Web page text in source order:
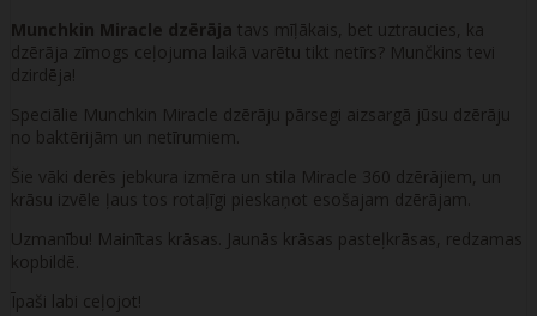
Munchkin Miracle dzērāja tavs mīļākais, bet uztraucies, ka
dzērāja zīmogs ceļojuma laikā varētu tikt netīrs? Munčkins tevi
dzirdēja!
Speciālie Munchkin Miracle dzērāju pārsegi aizsargā jūsu dzērāju
no baktērijām un netīrumiem.
Šie vāki derēs jebkura izmēra un stila Miracle 360 ​​dzērājiem, un
krāsu izvēle ļaus tos rotaļīgi pieskaņot esošajam dzērājam.
Uzmanību! Mainītas krāsas. Jaunās krāsas pasteļkrāsas, redzamas
kopbildē.
Īpaši labi ceļojot!